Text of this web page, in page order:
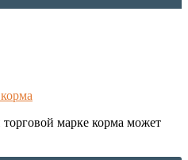
торговой марке корма может